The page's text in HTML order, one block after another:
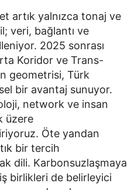
artık yalnızca tonaj ve
veri, bağlantı ve
2025 sonrası
Koridor ve Trans-
geometrisi, Türk
bir avantaj sunuyor.
network ve insan
üzere
Öte yandan
bir tercih
dili. Karbonsuzlaşmaya
birlikleri de belirleyici